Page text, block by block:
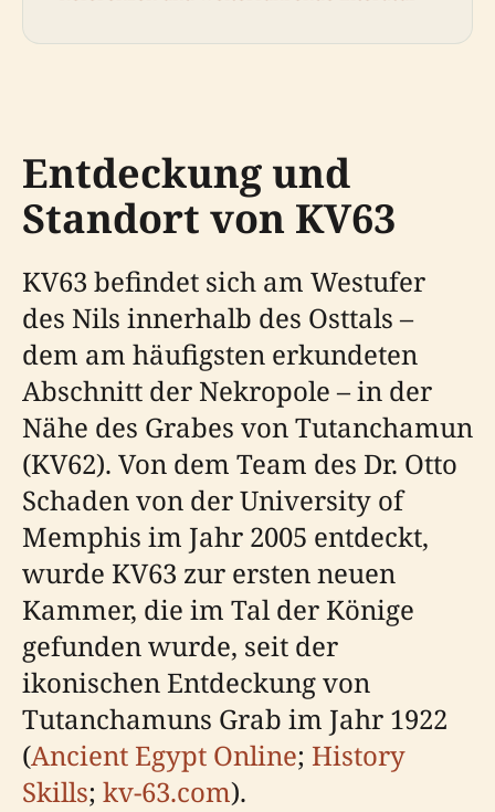
Entdeckung und
Standort von KV63
KV63 befindet sich am Westufer
des Nils innerhalb des Osttals –
dem am häufigsten erkundeten
Abschnitt der Nekropole – in der
Nähe des Grabes von Tutanchamun
(KV62). Von dem Team des Dr. Otto
Schaden von der University of
Memphis im Jahr 2005 entdeckt,
wurde KV63 zur ersten neuen
Kammer, die im Tal der Könige
gefunden wurde, seit der
ikonischen Entdeckung von
Tutanchamuns Grab im Jahr 1922
(Ancient Egypt Online; History
Skills; kv-63.com).